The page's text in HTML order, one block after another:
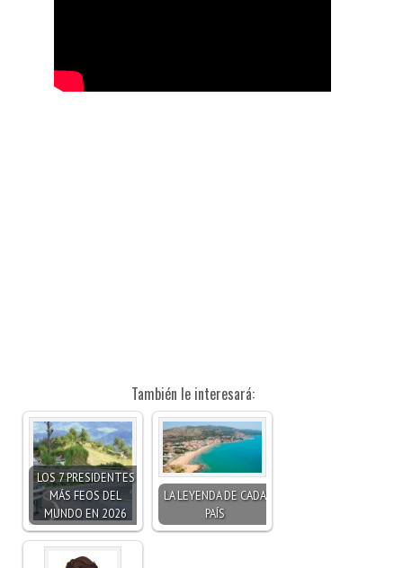
También le interesará:
LOS 7 PRESIDENTES
MÁS FEOS DEL
MUNDO EN 2026
LA LEYENDA DE CADA
PAÍS